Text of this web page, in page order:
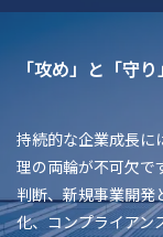
「攻め」と「守
持続的な企業成長に
理の両輪が不可欠で
判断、新規事業開発
化、コンプライアン